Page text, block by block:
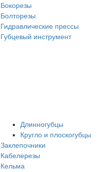
Бокорезы
Болторезы
Гидравлические прессы
Губцевый инструмент
Длинногубцы
Кругло и плоскогубцы
Заклепочники
Кабелерезы
Кельма